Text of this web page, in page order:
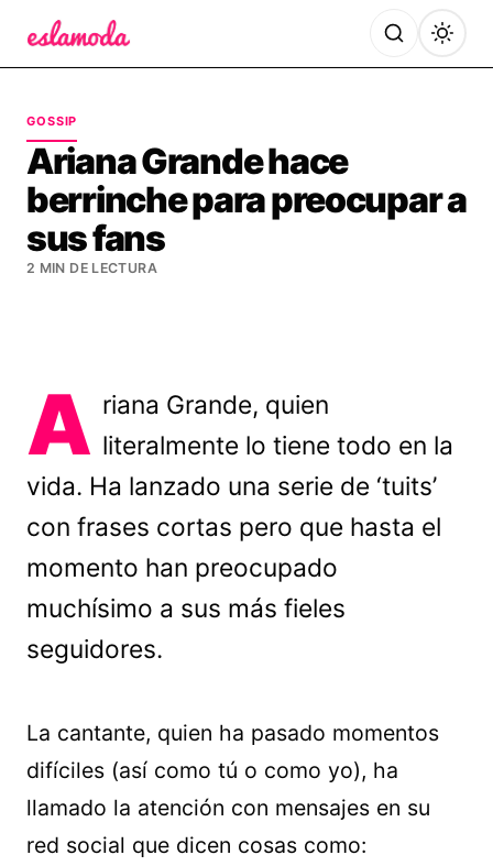
GOSSIP
Ariana Grande hace
berrinche para preocupar a
sus fans
2 MIN DE LECTURA
A riana Grande, quien
literalmente lo tiene todo en la
vida. Ha lanzado una serie de ‘tuits’
con frases cortas pero que hasta el
momento han preocupado
muchísimo a sus más fieles
seguidores.
La cantante, quien ha pasado momentos
difíciles (así como tú o como yo), ha
llamado la atención con mensajes en su
red social que dicen cosas como: